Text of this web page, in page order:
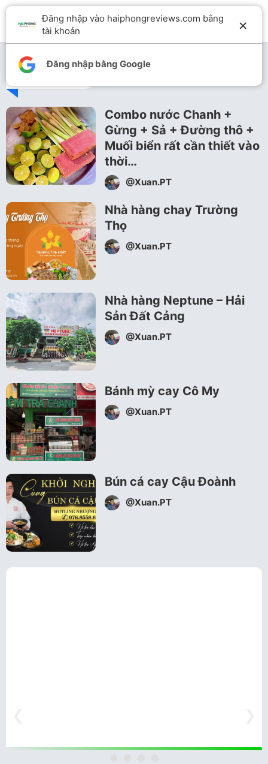
Ẩm thực
Combo nước Chanh +
Gừng + Sả + Đường thô +
Muối biển rất cần thiết vào
thời…
@Xuan.PT
Nhà hàng chay Trường
Thọ
@Xuan.PT
Nhà hàng Neptune – Hải
Sản Đất Cảng
@Xuan.PT
Bánh mỳ cay Cô My
@Xuan.PT
Bún cá cay Cậu Đoành
@Xuan.PT
Đăng nhập vào haiphongreviews.com bằng
tài khoản
×
Đăng nhập bằng Google